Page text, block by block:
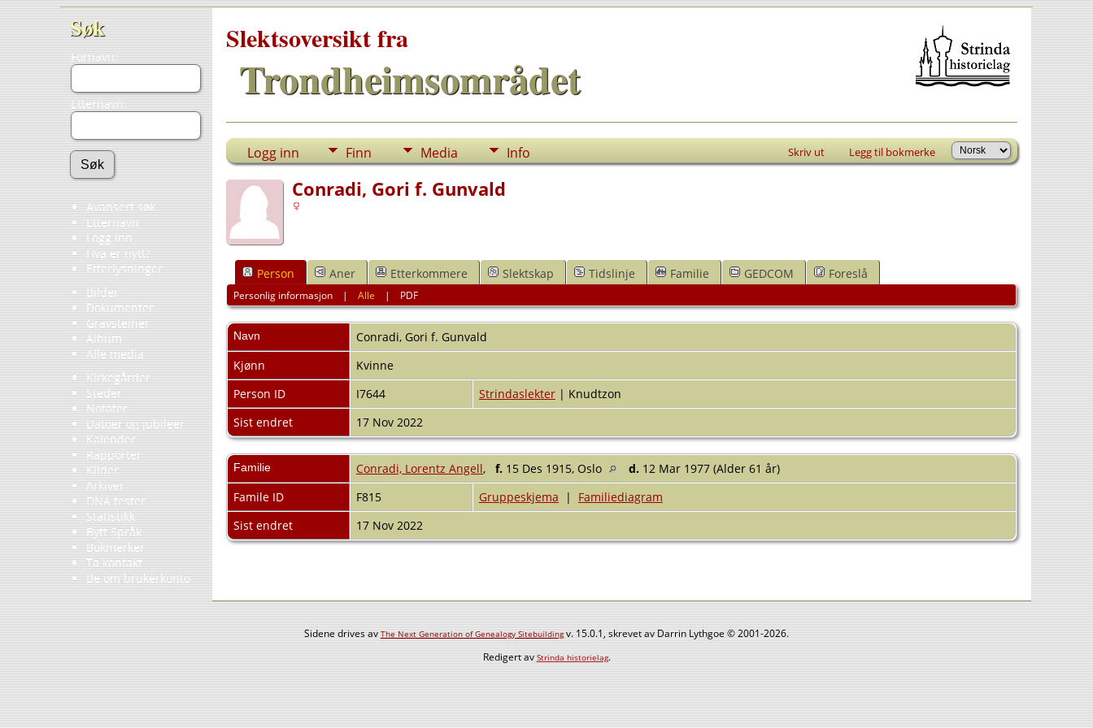
Søk
Fornavn:
Etternavn:
Avansert søk
Etternavn
Logg inn
Hva er nytt?
Etterlysninger
Bilder
Dokumenter
Gravsteiner
Album
Alle media
Kirkegårder
Steder
Notater
Datoer og jubileer
Kalender
Rapporter
Kilder
Arkiver
DNA tester
Statistikk
Bytt Språk
Bokmerker
Ta kontakt
Be om brukerkonto
Slektsoversikt fra
Trondheimsområdet
Logg inn Finn Media Info Skriv ut Legg til bokmerke
Conradi, Gori f. Gunvald
Person Aner Etterkommere Slektskap Tidslinje Familie GEDCOM Foreslå
Personlig informasjon |Alle | PDF
Navn Conradi, Gori f. Gunvald
Kjønn
Kvinne
Person ID
I7644 Strindaslekter| Knudtzon
Sist endret
17 Nov 2022
Familie Conradi, Lorentz Angell, f. 15 Des 1915, Oslo d. 12 Mar 1977 (Alder 61 år)
Famile ID
F815 Gruppeskjema | Familiediagram
Sist endret
17 Nov 2022
Sidene drives avThe Next Generation of Genealogy Sitebuildingv. 15.0.1, skrevet av Darrin Lythgoe © 2001-2026.
Redigert avStrinda historielag.